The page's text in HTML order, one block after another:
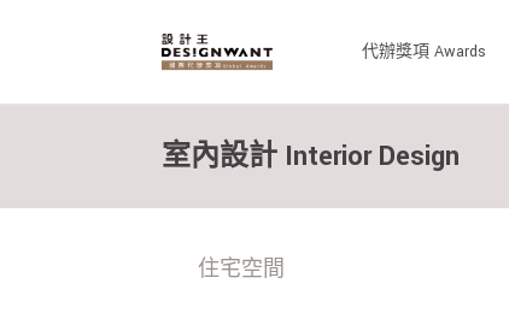
代辦獎項 Awards
室內設計 Interior Design
住宅空間